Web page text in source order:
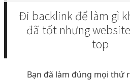
Đi backlink để làm gì
đã tốt nhưng
top
Bạn đã làm đúng mọi thứ